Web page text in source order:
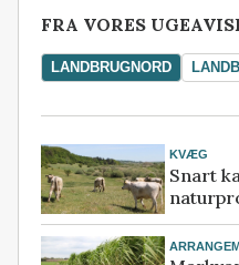
FRA VORES
LANDBRUGNORD
KVÆG
Snart